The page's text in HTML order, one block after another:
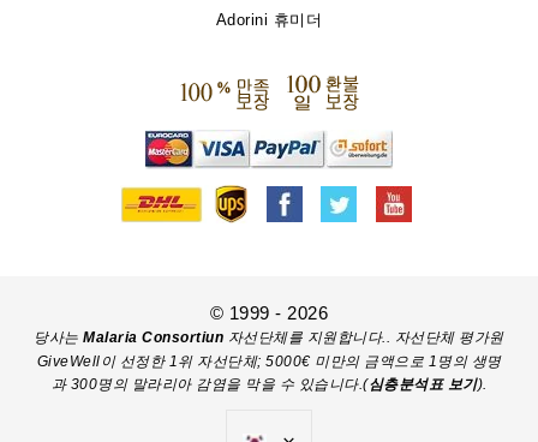
Adorini 휴미더
© 1999 - 2026
당사는Malaria Consortiun 자선단체를 지원합니다.. 자선단체 평가원
GiveWell이 선정한 1위 자선단체; 5000€ 미만의 금액으로 1명의 생명
과 300명의 말라리아 감염을 막을 수 있습니다.(심층분석표 보기).